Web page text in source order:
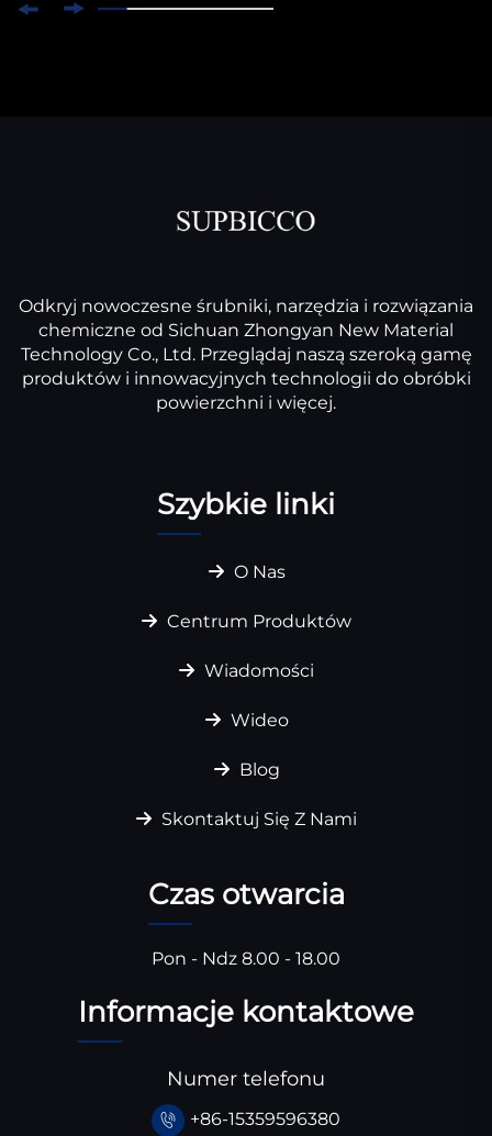
Odkryj nowoczesne śrubniki, narzędzia i rozwiązania
chemiczne od Sichuan Zhongyan New Material
Technology Co., Ltd. Przeglądaj naszą szeroką gamę
produktów i innowacyjnych technologii do obróbki
powierzchni i więcej.
Szybkie linki
O Nas
Centrum Produktów
Wiadomości
Wideo
Blog
Skontaktuj Się Z Nami
Czas otwarcia
Pon - Ndz 8.00 - 18.00
Informacje kontaktowe
Numer telefonu
+86-15359596380